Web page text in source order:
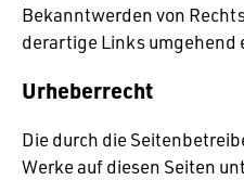
Bekannt­werden von
derar­tige Links umge­hend
Urheberrecht
Die durch die
Werke auf diesen Seiten